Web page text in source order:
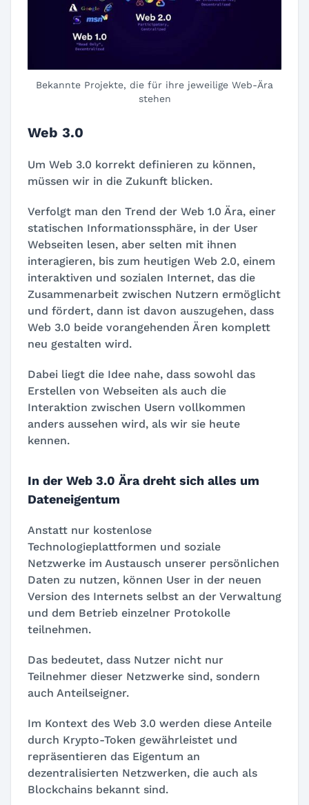
Bekannte Projekte, die für ihre jeweilige Web-Ära
stehen
Web 3.0
Um Web 3.0 korrekt definieren zu können,
müssen wir in die Zukunft blicken.
Verfolgt man den Trend der Web 1.0 Ära, einer
statischen Informationssphäre, in der User
Webseiten lesen, aber selten mit ihnen
interagieren, bis zum heutigen Web 2.0, einem
interaktiven und sozialen Internet, das die
Zusammenarbeit zwischen Nutzern ermöglicht
und fördert, dann ist davon auszugehen, dass
Web 3.0 beide vorangehenden Ären komplett
neu gestalten wird.
Dabei liegt die Idee nahe, dass sowohl das
Erstellen von Webseiten als auch die
Interaktion zwischen Usern vollkommen
anders aussehen wird, als wir sie heute
kennen.
In der Web 3.0 Ära dreht sich alles um
Dateneigentum
Anstatt nur kostenlose
Technologieplattformen und soziale
Netzwerke im Austausch unserer persönlichen
Daten zu nutzen, können User in der neuen
Version des Internets selbst an der Verwaltung
und dem Betrieb einzelner Protokolle
teilnehmen.
Das bedeutet, dass Nutzer nicht nur
Teilnehmer dieser Netzwerke sind, sondern
auch Anteilseigner.
Im Kontext des Web 3.0 werden diese Anteile
durch Krypto-Token gewährleistet und
repräsentieren das Eigentum an
dezentralisierten Netzwerken, die auch als
Blockchains bekannt sind.